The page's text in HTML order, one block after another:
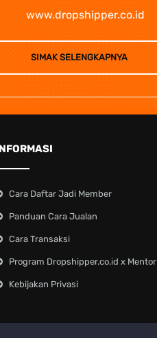
www.dropshipper.co.id
SIMAK SELENGKAPNYA
Cara Daftar Jadi Member
Panduan Cara Jualan
Cara Transaksi
Program Dropshipper.co.id x Mentor
Kebijakan Privasi